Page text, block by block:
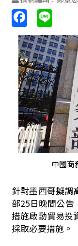
中國商
針對墨西哥擬調
部25日晚間公告
措施啟動貿易投
採取必要措施。